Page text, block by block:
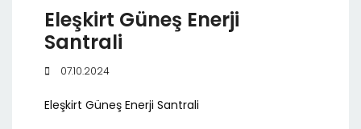
Eleşkirt Güneş Enerji
Santrali
07.10.2024
Eleşkirt Güneş Enerji Santrali